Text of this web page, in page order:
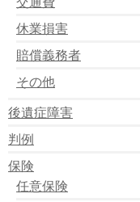
休業損害
賠償義務者
その他
後遺症障害
判例
保険
任意保険